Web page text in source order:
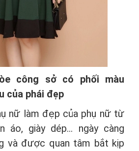
công sở có phối màu
của phái đẹp
nữ làm đẹp của phụ nữ từ
áo, giày dép… ngày càng
và được quan tâm bắt kịp